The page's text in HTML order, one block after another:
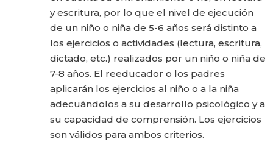
y escritura, por lo que el nivel de ejecución
de un niño o niña de 5-6 años será distinto a
los ejercicios o actividades (lectura, escritura,
dictado, etc.) realizados por un niño o niña de
7-8 años. El reeducador o los padres
aplicarán los ejercicios al niño o a la niña
adecuándolos a su desarrollo psicológico y a
su capacidad de comprensión. Los ejercicios
son válidos para ambos criterios.